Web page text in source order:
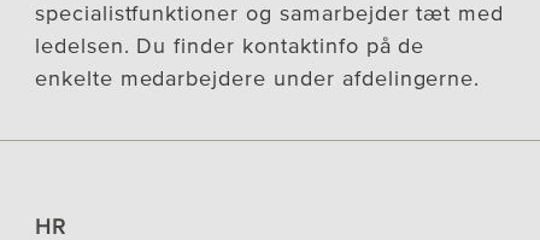
specialistfunktioner og samarbejder tæt med
ledelsen. Du finder kontaktinfo på de
enkelte medarbejdere under afdelingerne.
HR